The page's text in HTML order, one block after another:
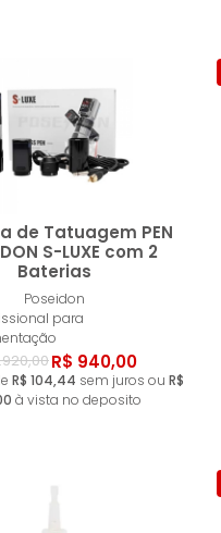
de Tatuagem PEN
S-LUXE com 2
Baterias
Poseidon
para
R$ 940,00
R$ 104,44 sem juros ou R$
à vista no deposito
Comprar